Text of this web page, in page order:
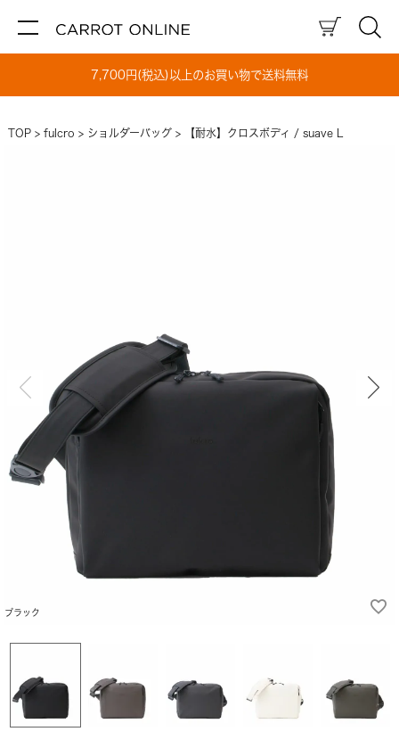
7,700円(税込)以上のお買い物で送料無料
TOP fulcro ショルダーバッグ 【耐水】クロスボディ / suave L
ブラック